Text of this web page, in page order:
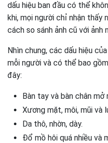
dấu hiệu ban đầu có thể
khi, mọi người chỉ nhận thấy
cách so sánh ảnh cũ với ảnh
Nhìn chung, các dấu hiệu
mỗi người và có thể bao
đây:
Bàn tay và bàn chân mở
Xương mặt, môi, mũi và
Da thô, nhờn, dày.
Đổ mồ hôi quá nhiều và